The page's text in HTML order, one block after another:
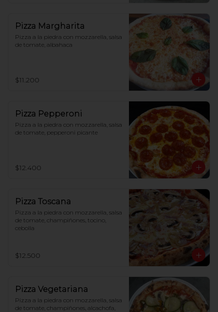
Pizza Margharita
Pizza a la piedra con mozzarella, salsa
de tomate, albahaca
$11.200
Pizza Pepperoni
Pizza a la piedra con mozzarella, salsa
de tomate, pepperoni picante
$12.400
Pizza Toscana
Pizza a la piedra con mozzarella, salsa
de tomate, champiñones, tocino,
cebolla
$12.500
Pizza Vegetariana
Pizza a la piedra con mozzarella, salsa
de tomate, champiñones, alcachofa,